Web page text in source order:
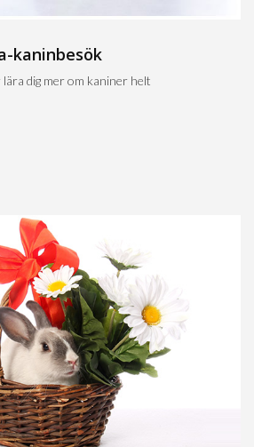
kaninbesök
dig mer om kaniner helt